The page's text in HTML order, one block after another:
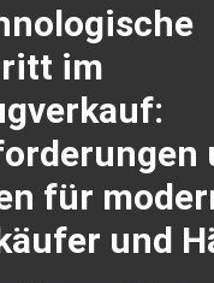
im
für
und